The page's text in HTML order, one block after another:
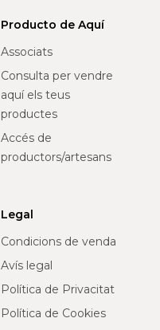
Producto de Aquí
Associats
Consulta per vendre
aquí els teus
productes
Accés de
productors/artesans
Legal
Condicions de venda
Avís legal
Política de Privacitat
Política de Cookies